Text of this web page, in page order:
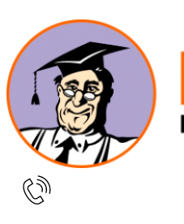
содержимому